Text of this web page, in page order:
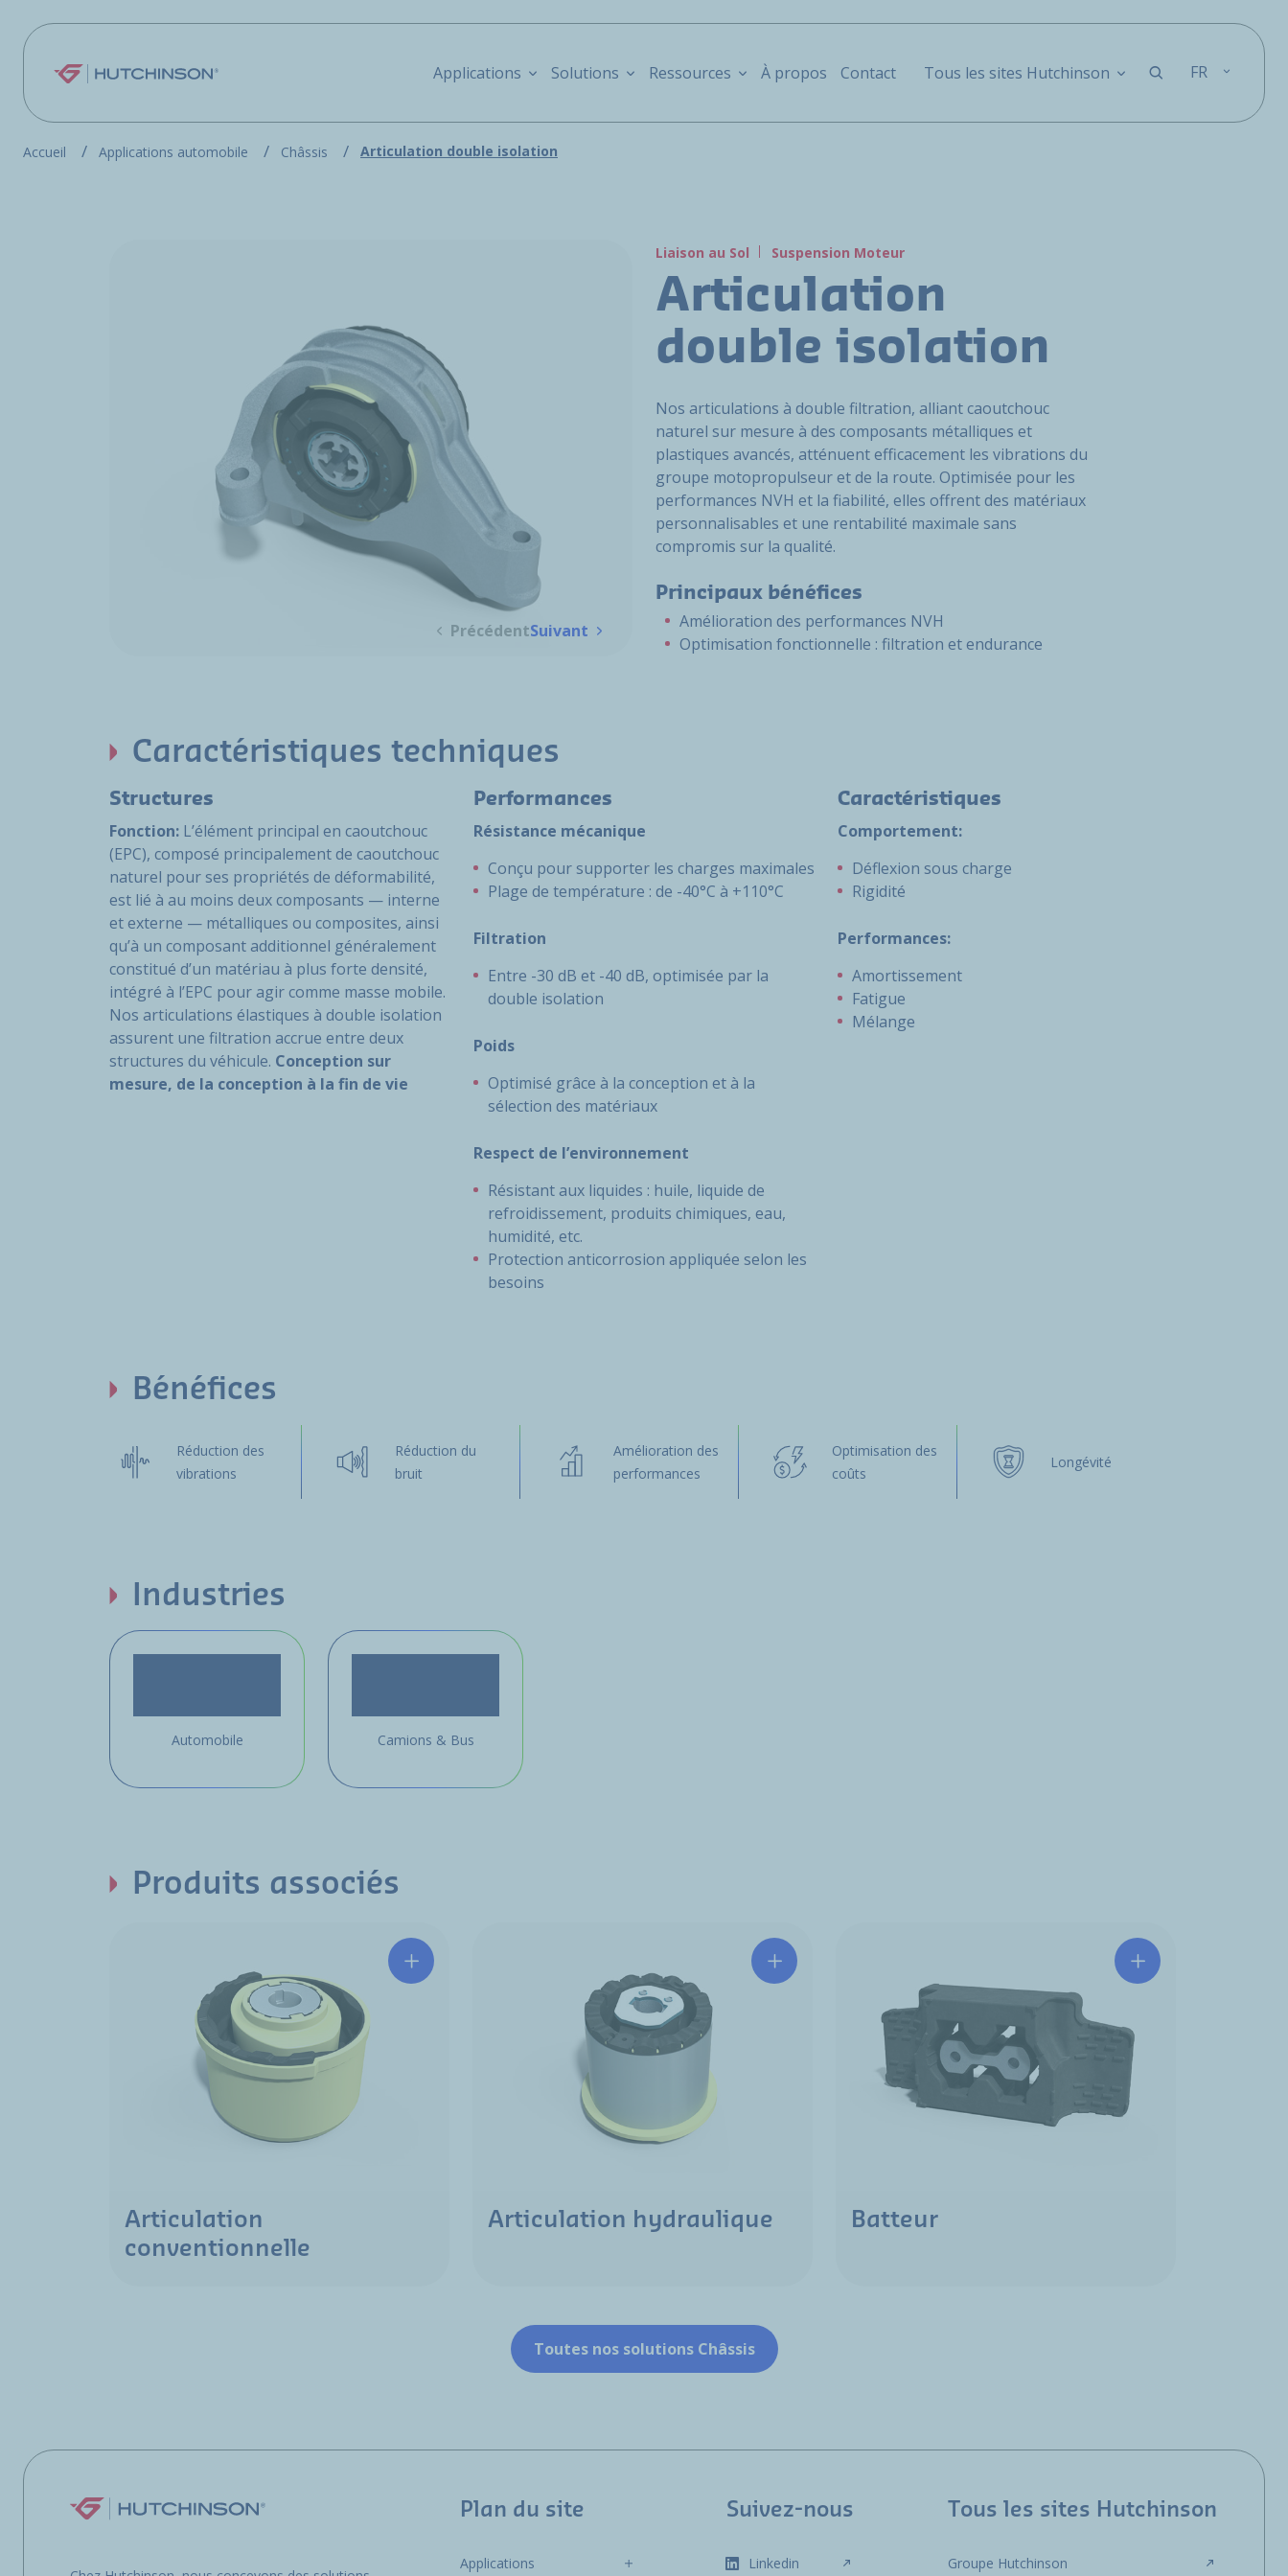
Aller au contenu principal
Applications Solutions Ressources À propos Contact Tous les sites Hutchinson FR
Accueil Applications automobile Châssis Articulation double isolation
PrécédentSuivant
Liaison au Sol Suspension Moteur
Articulation
double isolation
Nos articulations à double filtration, alliant caoutchouc
naturel sur mesure à des composants métalliques et
plastiques avancés, atténuent efficacement les vibrations du
groupe motopropulseur et de la route. Optimisée pour les
performances NVH et la fiabilité, elles offrent des matériaux
personnalisables et une rentabilité maximale sans
compromis sur la qualité.
Principaux bénéfices
Amélioration des performances NVH
Optimisation fonctionnelle : filtration et endurance
Caractéristiques techniques
Structures
Fonction: L’élément principal en caoutchouc
(EPC), composé principalement de caoutchouc
naturel pour ses propriétés de déformabilité,
est lié à au moins deux composants — interne
et externe — métalliques ou composites, ainsi
qu’à un composant additionnel généralement
constitué d’un matériau à plus forte densité,
intégré à l’EPC pour agir comme masse mobile.
Nos articulations élastiques à double isolation
assurent une filtration accrue entre deux
structures du véhicule. Conception sur
mesure, de la conception à la fin de vie
Performances
Résistance mécanique
Conçu pour supporter les charges maximales
Plage de température : de -40°C à +110°C
Filtration
Entre -30 dB et -40 dB, optimisée par la
double isolation
Poids
Optimisé grâce à la conception et à la
sélection des matériaux
Respect de l’environnement
Résistant aux liquides : huile, liquide de
refroidissement, produits chimiques, eau,
humidité, etc.
Protection anticorrosion appliquée selon les
besoins
Caractéristiques
Comportement:
Déflexion sous charge
Rigidité
Performances:
Amortissement
Fatigue
Mélange
Bénéfices
Réduction des
vibrations
Réduction du
bruit
Amélioration des
performances
Optimisation des
coûts
Longévité
Industries
Automobile Camions & Bus
Produits associés
Articulation
conventionnelle
Articulation hydraulique Batteur
Toutes nos solutions Châssis
Plan du site
Applications
Suivez-nous
Linkedin
Tous les sites Hutchinson
Groupe Hutchinson